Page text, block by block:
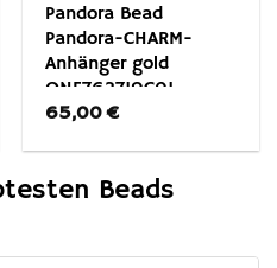
Pandora Bead
Pandora-CHARM-
Anhänger gold
ONE762719C01
65,00€
Beads